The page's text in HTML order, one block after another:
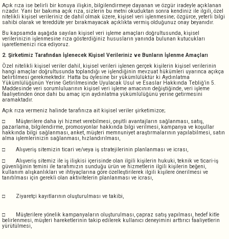
Açık rıza ise belirli bir konuya ilişkin, bilgilendirmeye dayanan ve özgür iradeyle açıklanan
rızadır. Yani bir bakıma açık rıza, sizlerin bu metni okuduktan sonra kendiniz ile ilgili, özel
nitelikli kişisel verileriniz de dahil olmak üzere, kişisel veri işlenmesine; özgürce, yeterli bilgi
sahibi olarak ve tereddüte yer bırakmayacak açıklıkta vermiş olduğunuz onay beyanıdır.
Bu kapsamda aşağıda sayılan kişisel veri işleme amaçları doğrultusunda, kişisel
verilerinizin işlenmesine rıza gösterdiğiniz hususların yanında bulunan kutucukları
işaretlemenizi rica ediyoruz.
2. Şirketimiz Tarafından İşlenecek Kişisel Verileriniz ve Bunların İşlenme Amaçları
Özel nitelikli kişisel veriler dahil, kişisel verileri işlenen gerçek kişilerin kişisel verilerinin
hangi amaçlar doğrultusunda toplandığı ve işlendiğinin mevzuat hükümleri uyarınca açıkça
belirtilmesi gerekmektedir. Hatta bu öylesine bir yükümlülüktür ki Aydınlatma
Yükümlülüğünün Yerine Getirilmesinde Uyulacak Usul ve Esaslar Hakkında Tebliğ’in 5.
Maddesinde veri sorumluluarının kişisel veri işleme amacının değiştiğinde, veri işleme
faaliyetinden önce dahi bu amaç için aydınlatma yükümlülüğünü yerine getirmesini
aramaktadır.
Açık rıza vermeniz halinde tarafınıza ait kişisel veriler şirketimizce;
□
Müşterilere daha iyi hizmet verebilmesi, çeşitli avantajların sağlanması, satış,
pazarlama, bilgilendirme, promosyonlar hakkında bilgi verilmesi, kampanya ve koşullar
hakkında bilgi sağlanması, anket, müşteri memnuniyet araştırmalarının yapılabilmesi, satın
alma işlemlerinizin sağlanması, hızlandırılması,
□
Alışveriş sitemizin ticari ve/veya iş stratejilerinin planlanması ve icrası,
□
Alışveriş sitemiz ile iş ilişkisi içerisinde olan ilgili kişilerin hukuki, teknik ve ticari-iş
güvenliğinin temini ile tarafımızın sunduğu ürün ve hizmetlerin ilgili kişilerin beğeni,
kullanım alışkanlıkları ve ihtiyaçlarına göre özelleştirilerek ilgili kişilere önerilmesi ve
tanıtılması için gerekli olan aktivitelerin planlanması ve icrası,
□ Ziyaretçi kayıtlarının oluşturulması ve takibi,
□
Müşterilere yönelik kampanyaların oluşturulması, çapraz satış yapılması, hedef kitle
belirlenmesi, müşteri hareketlerinin takip edilerek kullanıcı deneyimini arttırıcı faaliyetlerin
yürütülmesi,